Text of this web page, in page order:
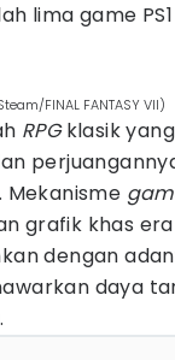
lima game
FINAL FANTASY VII)
RPGklasik
Mekanisme
grafik khas era
dengan
daya